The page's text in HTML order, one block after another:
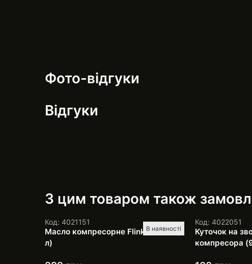
Фото-відгуки
Відгуки
З цим товаром також
В наявності
Код: 4021151
Масло компресорне Flinke КС-19 (1
л)
Код: 4022051
Куточок на
компресора